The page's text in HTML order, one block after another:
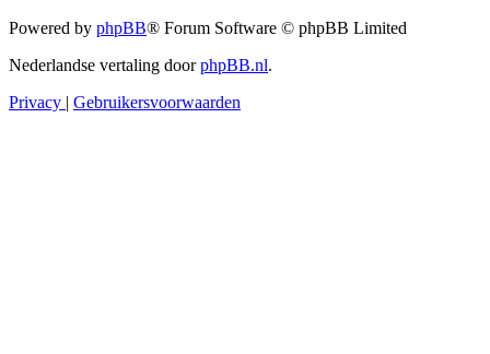
Powered by phpBB® Forum Software © phpBB Limited
Nederlandse vertaling doorphpBB.nl.
Privacy | Gebruikersvoorwaarden